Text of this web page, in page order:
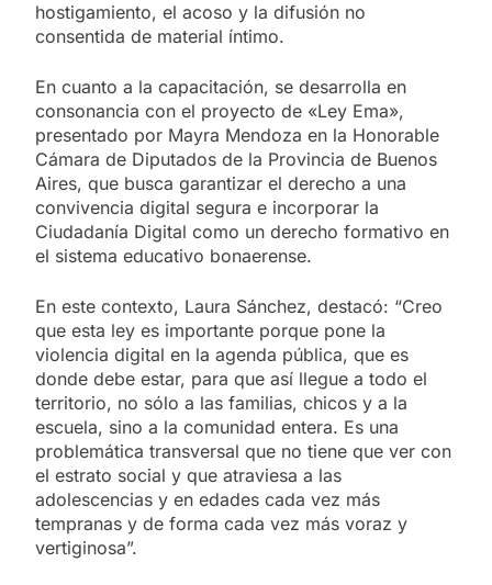
hostigamiento, el acoso y la difusión no
consentida de material íntimo.
En cuanto a la capacitación, se desarrolla en
consonancia con el proyecto de «Ley Ema»,
presentado por Mayra Mendoza en la Honorable
Cámara de Diputados de la Provincia de Buenos
Aires, que busca garantizar el derecho a una
convivencia digital segura e incorporar la
Ciudadanía Digital como un derecho formativo en
el sistema educativo bonaerense.
En este contexto, Laura Sánchez, destacó: “Creo
que esta ley es importante porque pone la
violencia digital en la agenda pública, que es
donde debe estar, para que así llegue a todo el
territorio, no sólo a las familias, chicos y a la
escuela, sino a la comunidad entera. Es una
problemática transversal que no tiene que ver con
el estrato social y que atraviesa a las
adolescencias y en edades cada vez más
tempranas y de forma cada vez más voraz y
vertiginosa”.